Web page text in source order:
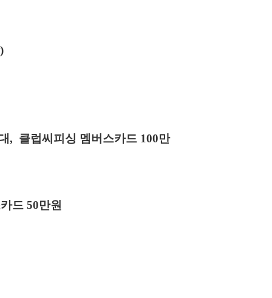
, 클럽씨피싱 멤버스카드 100만
드 50만원